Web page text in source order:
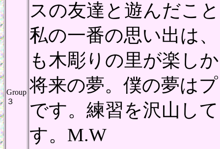
Group
３
スの友達と遊んだこ
私の一番の思い出は
も木彫りの里が楽し
将来の夢。僕の夢は
です。練習を沢山し
す。M.W